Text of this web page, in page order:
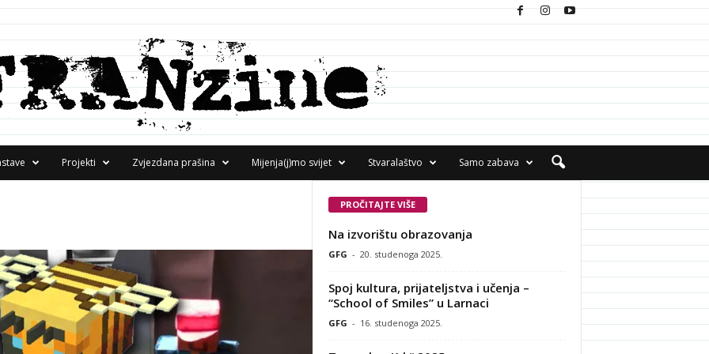
Projekti Zvjezdana prašina Mijenja(j)mo svijet Stvaralaštvo Samo zabava
PROČITAJTE VIŠE
Na izvorištu obrazovanja
GFG - 20. studenoga 2025.
Spoj kultura, prijateljstva i učenja –
“School of Smiles” u Larnaci
GFG - 16. studenoga 2025.